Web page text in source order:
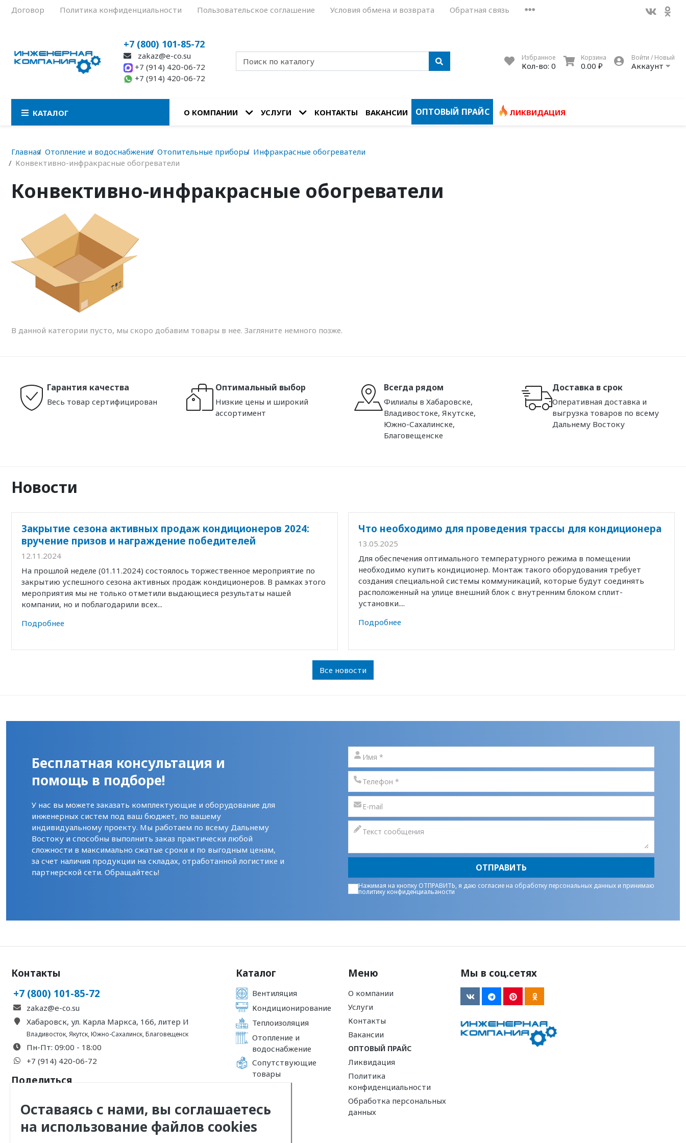
Договор Политика конфиденциальности Пользовательское соглашение Условия обмена и возврата Обратная связь
+7 (800) 101-85-72
zakaz@e-co.su
+7 (914) 420-06-72
+7 (914) 420-06-72
Избранное
Кол-во: 0
Корзина
0.00 ₽
Войти / Новый
Аккаунт
КАТАЛОГ О КОМПАНИИ УСЛУГИ КОНТАКТЫ ВАКАНСИИ ОПТОВЫЙ ПРАЙС ЛИКВИДАЦИЯ
Главная Отопление и водоснабжение Отопительные приборы Инфракрасные обогреватели
Конвективно-инфракрасные обогреватели
Конвективно-инфракрасные обогреватели
В данной категории пусто, мы скоро добавим товары в нее. Загляните немного позже.
Гарантия качества
Весь товар сертифицирован
Оптимальный выбор
Низкие цены и широкий
ассортимент
Всегда рядом
Филиалы в Хабаровске,
Владивостоке, Якутске,
Южно-Сахалинске,
Благовещенске
Доставка в срок
Оперативная доставка и
выгрузка товаров по всему
Дальнему Востоку
Новости
Закрытие сезона активных продаж кондиционеров 2024:
вручение призов и награждение победителей
12.11.2024
На прошлой неделе (01.11.2024) состоялось торжественное мероприятие по
закрытию успешного сезона активных продаж кондиционеров. В рамках этого
мероприятия мы не только отметили выдающиеся результаты нашей
компании, но и поблагодарили всех...
Подробнее
Что необходимо для проведения трассы для кондиционера
13.05.2025
Для обеспечения оптимального температурного режима в помещении
необходимо купить кондиционер. Монтаж такого оборудования требует
создания специальной системы коммуникаций, которые будут соединять
расположенный на улице внешний блок с внутренним блоком сплит-
установки....
Подробнее
Все новости
Бесплатная консультация и
помощь в подборе!
У нас вы можете заказать комплектующие и оборудование для
инженерных систем под ваш бюджет, по вашему
индивидуальному проекту. Мы работаем по всему Дальнему
Востоку и способны выполнить заказ практически любой
сложности в максимально сжатые сроки и по выгодным ценам,
за счет наличия продукции на складах, отработанной логистике и
партнерской сети. Обращайтесь!
ОТПРАВИТЬ
Нажимая на кнопку ОТПРАВИТЬ, я даю согласие на обработку персональных данных и принимаю
политику конфиденциальаности
Контакты
+7 (800) 101-85-72
zakaz@e-co.su
Хабаровск, ул. Карла Маркса, 166, литер И
Владивосток,Якутск,Южно-Сахалинск,Благовещенск
Пн-Пт: 09:00 - 18:00
+7 (914) 420-06-72
Поделиться
Каталог
Вентиляция
Кондиционирование
Теплоизоляция
Отопление и
водоснабжение
Сопутствующие
товары
Меню
О компании
Услуги
Контакты
Вакансии
ОПТОВЫЙ ПРАЙС
Ликвидация
Политика
конфиденциальности
Обработка персональных
данных
Мы в соц.сетях
Оставаясь с нами, вы соглашаетесь
на использование файлов cookies